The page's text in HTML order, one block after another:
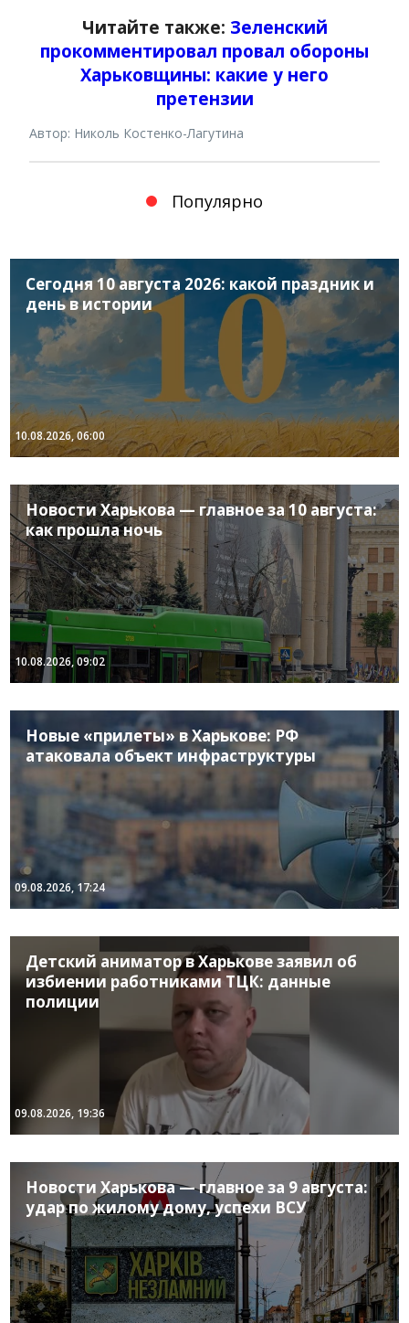
Читайте также: Зеленский
прокомментировал провал обороны
Харьковщины: какие у него
претензии
Автор: Николь Костенко-Лагутина
Популярно
Сегодня 10 августа 2026: какой праздник и
день в истории
10.08.2026, 06:00
Новости Харькова — главное за 10 августа:
как прошла ночь
10.08.2026, 09:02
Новые «прилеты» в Харькове: РФ
атаковала объект инфраструктуры
09.08.2026, 17:24
Детский аниматор в Харькове заявил об
избиении работниками ТЦК: данные
полиции
09.08.2026, 19:36
Новости Харькова — главное за 9 августа:
удар по жилому дому, успехи ВСУ